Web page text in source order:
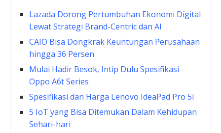
Lazada Dorong Pertumbuhan Ekonomi Digital
Lewat Strategi Brand-Centric dan AI
CAIO Bisa Dongkrak Keuntungan Perusahaan
hingga 36 Persen
Mulai Hadir Besok, Intip Dulu Spesifikasi
Oppo A6t Series
Spesifikasi dan Harga Lenovo IdeaPad Pro 5i
5 IoT yang Bisa Ditemukan Dalam Kehidupan
Sehari-hari